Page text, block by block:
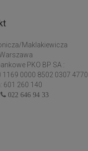
Maklakiewicza
PKO BP SA :
1169 0000 8502 0307 4770
601 260 140
022 646 94 33